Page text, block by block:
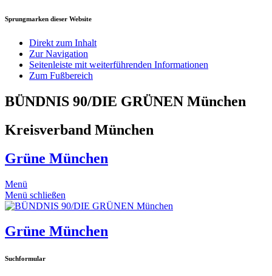
Sprungmarken dieser Website
Direkt zum Inhalt
Zur Navigation
Seitenleiste mit weiterführenden Informationen
Zum Fußbereich
BÜNDNIS 90/DIE GRÜNEN München
Kreisverband München
Grüne München
Menü
Menü schließen
Grüne München
Suchformular